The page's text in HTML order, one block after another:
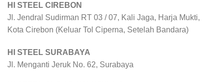
HI STEEL CIREBON
Jl. Jendral Sudirman RT 03 / 07, Kali Jaga, Harja Mukti,
Kota Cirebon (Keluar Tol Ciperna, Setelah Bandara)
HI STEEL SURABAYA
Jl. Menganti Jeruk No. 62, Surabaya